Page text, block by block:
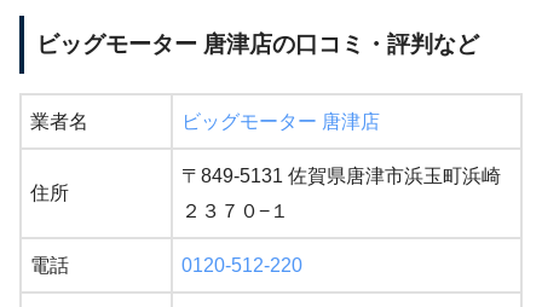
ビッグモーター 唐津店の口コミ・評判など
業者名 ビッグモーター 唐津店
住所
〒849-5131 佐賀県唐津市浜玉町浜崎
２３７０−１
電話 0120-512-220